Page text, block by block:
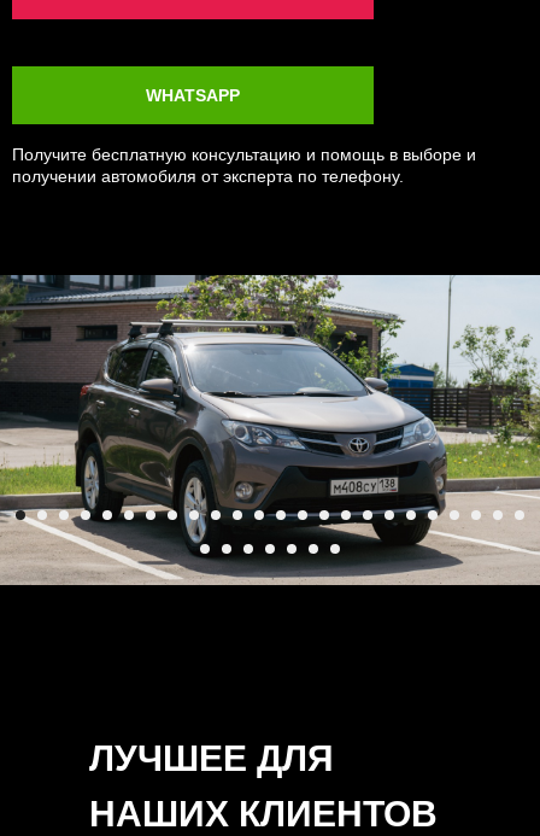
Получите бесплатную консультацию и помощь в выборе и
получении автомобиля от эксперта по телефону.
WHATSAPP
ЛУЧШЕЕ ДЛЯ
НАШИХ КЛИЕНТОВ